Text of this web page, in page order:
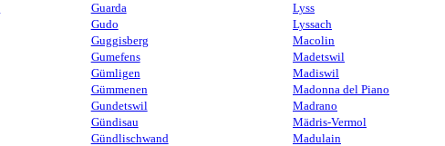
Guarda
Gudo
Guggisberg
Gumefens
Gümligen
Gümmenen
Gundetswil
Gündisau
Gündlischwand
Lyss
Lyssach
Macolin
Madetswil
Madiswil
Madonna del Piano
Madrano
Mädris-Vermol
Madulain